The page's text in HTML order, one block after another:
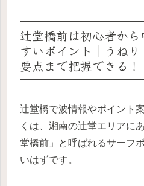
辻堂橋前は初心者か
すいポイント｜うね
要点まで把握できる！
辻堂橋で波情報やポイント
くは、湘南の辻堂エリアに
堂橋前」と呼ばれるサーフ
いはずです。